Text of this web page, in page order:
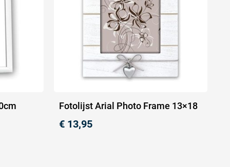
Fotolijst Arial Photo Frame 13×18
€ 13,95